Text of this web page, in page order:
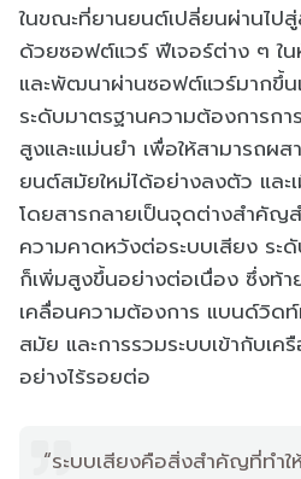
ในขณะที่ยานยนต์เปลี่ยนผ่านไป
ด้วยซอฟต์แวร์ ฟีเจอร์ต่าง ๆ ใ
และพัฒนาผ่านซอฟต์แวร์มากขึ้น
ระดับมาตรฐานความต้องการก
สูงและแม่นยำ เพื่อให้สามารถผส
ยนต์สมัยใหม่ได้อย่างลงตัว และ
โดยสารกลายเป็นจุดต่างสำคั
ความคาดหวังต่อระบบเสียง ระ
ก็เพิ่มสูงขึ้นอย่างต่อเนื่อง ซึ่งท้
เคลื่อนความต้องการ แบนด์วิด
สมัย และการรวมระบบเข้ากับเ
อย่างไร้รอยต่อ
“ระบบเสียงคือสิ่งสำคัญที่ทำ